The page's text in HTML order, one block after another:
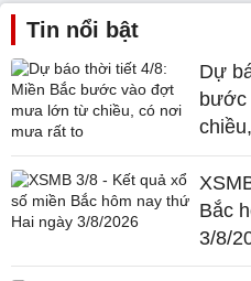
Tin nổi bật
Dự
Bắc
3/8/